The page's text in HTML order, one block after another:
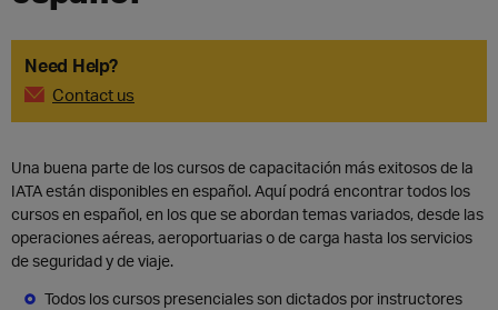
Need Help?
Contact us
Una buena parte de los cursos de capacitación más exitosos de la
IATA están disponibles en español. Aquí podrá encontrar todos los
cursos en español, en los que se abordan temas variados, desde las
operaciones aéreas, aeroportuarias o de carga hasta los servicios
de seguridad y de viaje.
Todos los cursos presenciales son dictados por instructores